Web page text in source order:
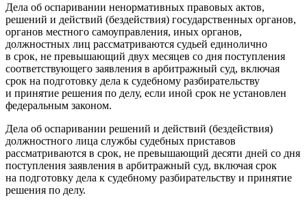
Дела об оспаривании ненормативных правовых актов,
решений и действий (бездействия) государственных органов,
органов местного самоуправления, иных органов,
должностных лиц рассматриваются судьей единолично
в срок, не превышающий двух месяцев со дня поступления
соответствующего заявления в арбитражный суд, включая
срок на подготовку дела к судебному разбирательству
и принятие решения по делу, если иной срок не установлен
федеральным законом.
Дела об оспаривании решений и действий (бездействия)
должностного лица службы судебных приставов
рассматриваются в срок, не превышающий десяти дней со дня
поступления заявления в арбитражный суд, включая срок
на подготовку дела к судебному разбирательству и принятие
решения по делу.